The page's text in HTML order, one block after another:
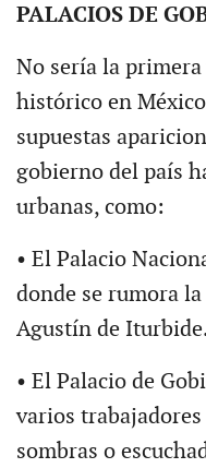
PALACIOS DE
No sería la
histórico en
supuestas
gobierno del país
urbanas, como:
• El Palacio
donde se rumora
Agustín de
• El Palacio de
varios
sombras o